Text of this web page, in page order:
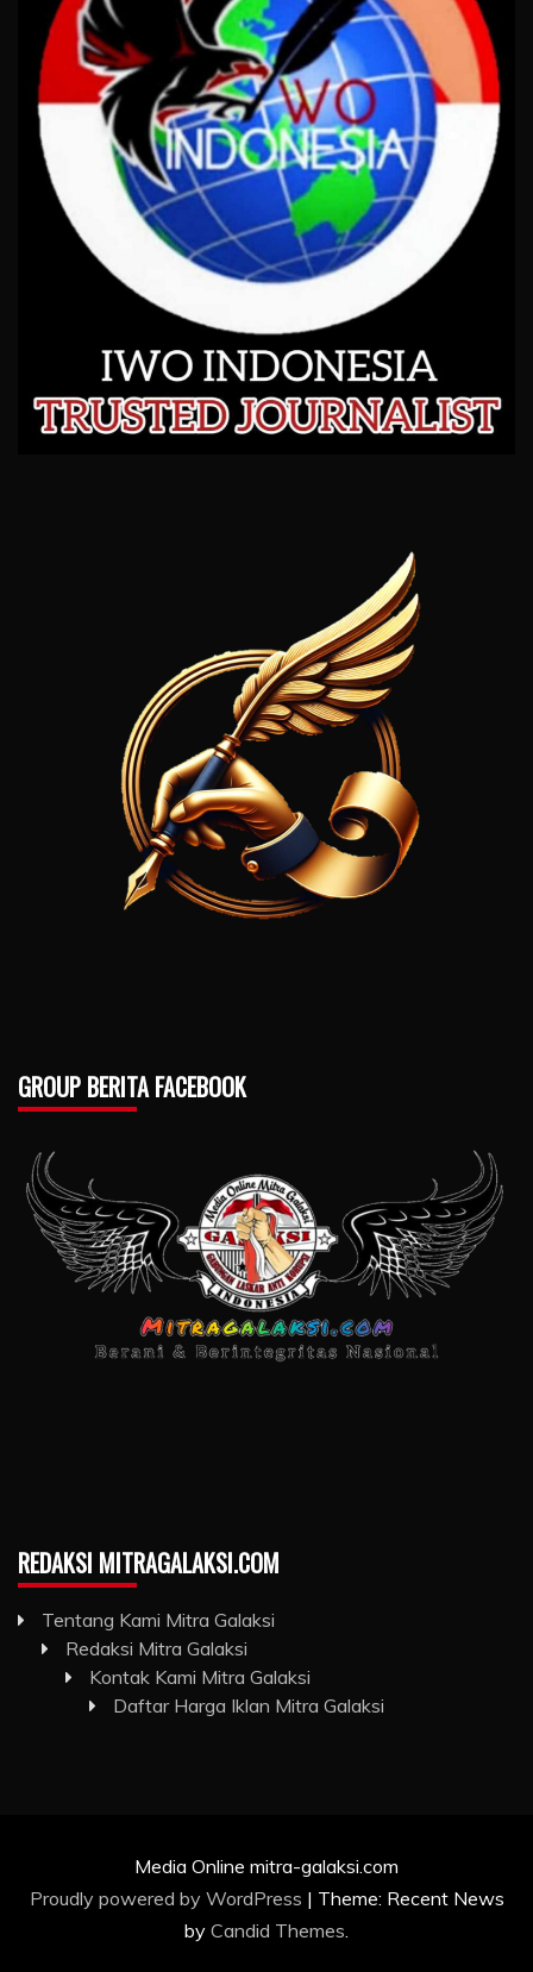
GROUP BERITA FACEBOOK
REDAKSI MITRAGALAKSI.COM
Tentang Kami Mitra Galaksi
Redaksi Mitra Galaksi
Kontak Kami Mitra Galaksi
Daftar Harga Iklan Mitra Galaksi
Media Online mitra-galaksi.com
Proudly powered by WordPress | Theme: Recent News
by Candid Themes